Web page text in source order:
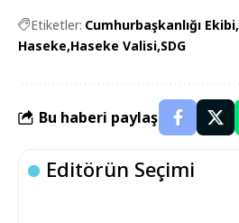
Etiketler: Cumhurbaşkanlığı Ekibi
Haseke Haseke Valisi SDG
Bu haberi paylaş
Editörün Seçimi